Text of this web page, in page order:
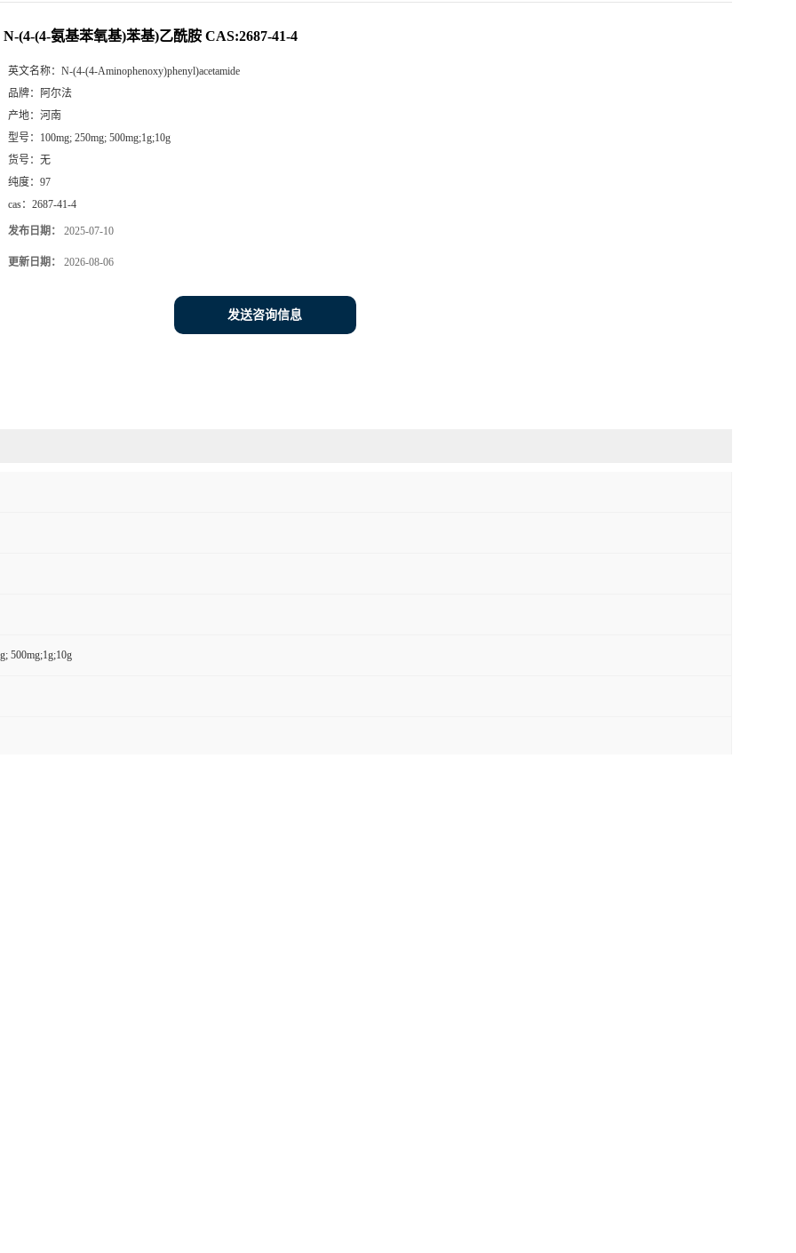
N-(4-(4-氨基苯氧基)苯基)乙酰胺 CAS:2687-41-4
英文名称： N-(4-(4-Aminophenoxy)phenyl)acetamide
品牌： 阿尔法
产地： 河南
型号： 100mg; 250mg; 500mg;1g;10g
货号： 无
纯度： 97
cas： 2687-41-4
发布日期： 2025-07-10
更新日期： 2026-08-06
发送咨询信息
500mg;1g;10g